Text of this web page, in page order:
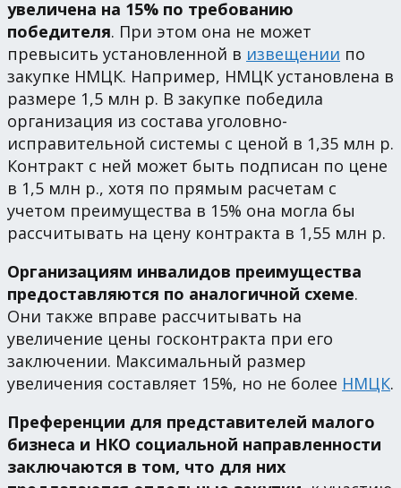
увеличена на 15% по требованию
победителя. При этом она не может
превысить установленной в извещении по
закупке НМЦК. Например, НМЦК установлена в
размере 1,5 млн р. В закупке победила
организация из состава уголовно-
исправительной системы с ценой в 1,35 млн р.
Контракт с ней может быть подписан по цене
в 1,5 млн р., хотя по прямым расчетам с
учетом преимущества в 15% она могла бы
рассчитывать на цену контракта в 1,55 млн р.
Организациям инвалидов преимущества
предоставляются по аналогичной схеме.
Они также вправе рассчитывать на
увеличение цены госконтракта при его
заключении. Максимальный размер
увеличения составляет 15%, но не более НМЦК.
Преференции для представителей малого
бизнеса и НКО социальной направленности
заключаются в том, что для них